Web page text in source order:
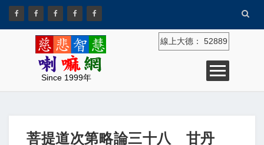
Since 1999年
線上大德： 52889
菩提道次第略論三十八 甘丹